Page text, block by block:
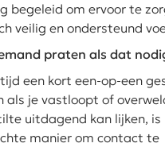
begeleid om ervoor te
veilig en ondersteund
praten als dat
een kort een-op-een
als je vastloopt of
uitdagend kan lijken, is
manier om contact te